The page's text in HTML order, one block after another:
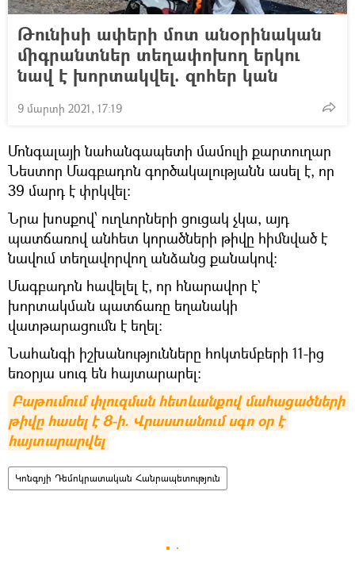
Թունիսի ափերի մոտ անօրինական
միգրանտներ տեղափոխող երկու
նավ է խորտակվել. զոհեր կան
9 մարտի 2021, 17:19
Մոնգալայի նահանգապետի մամուլի քարտուղար
Նեստոր Մագբադոն գործակալությանն ասել է, որ
39 մարդ է փրկվել:
Նրա խոսքով՝ ուղևորների ցուցակ չկա, այդ
պատճառով անհետ կորածների թիվը հիմնված է
նավում տեղավորվող անձանց քանակով:
Մագբադոն հավելել է, որ հնարավոր է`
խորտակման պատճառը եղանակի
վատթարացումն է եղել։
Նահանգի իշխանությունները հոկտեմբերի 11-ից
եռօրյա սուգ են հայտարարել։
Բաթումում փլուզման հետևանքով մահացածների
թիվը հասել է 8-ի. Վրաստանում սգո օր է
հայտարարվել
Կոնգոյի Դեմոկրատական Հանրապետություն